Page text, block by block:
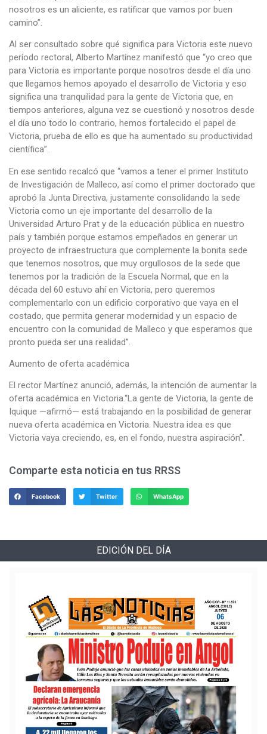
nosotros es un aliciente, es ratificar que vamos por buen
camino”.
Al ser consultado sobre qué significa para Victoria este nuevo
período rectoral, Alberto Martínez manifestó que “yo creo que
para Victoria es importante porque nosotros desde el día uno
que llegamos hemos apoyado el desarrollo de Victoria y eso
significa una tranquilidad para la gente de Victoria que, en
tiempos anteriores, alguna vez se cuestionó y nosotros desde
el día uno todo lo contrario, hemos fortalecido el papel de
Victoria, prueba de ello es que ha aumentado su productividad
científica”.
En ese sentido recalcó que “vamos a tener el primer Instituto
de Investigación de Malleco, así como el primer doctorado que
aprobó la Junta Directiva, justamente consolidando la sede
Victoria como un eje importante del desarrollo de la
Universidad Arturo Prat y de la educación pública en nuestro
país y también porque estamos empeñados en generar un
proyecto de infraestructura que complemente la bonita sede
que tenemos nosotros, que muy orgullosos de la sede que
tenemos por la tradición de la Escuela Normal, que en la
década del 60 estuvo ahí en Victoria, pero queremos
complementarlo con un edificio corporativo que vaya en el
costado, que permita generar modernidad y un espacio de
encuentro con la comunidad de Malleco y que esperamos que
pronto pueda ser una realidad”.
Aumento de oferta académica
El rector Martínez anunció, además, la intención de aumentar la
oferta académica en Victoria.“La gente de Victoria, la gente de
Iquique —afirmó— está trabajando en la posibilidad de generar
nueva oferta académica en Victoria. Nuestra idea es que
Victoria vaya creciendo, es, en el fondo, nuestra aspiración”.
Comparte esta noticia en tus RRSS
Facebook Twitter WhatsApp
EDICIÓN DEL DÍA